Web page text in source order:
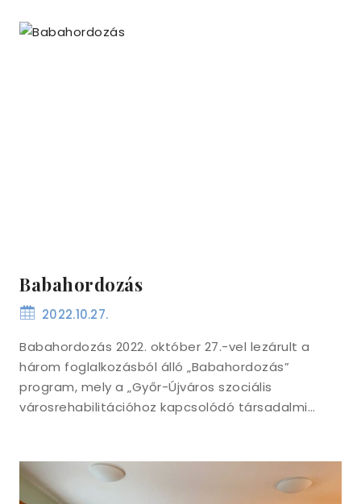
Babahordozás
2022.10.27.
Babahordozás 2022. október 27.-vel lezárult a
három foglalkozásból álló „Babahordozás”
program, mely a „Győr-Újváros szociális
városrehabilitációhoz kapcsolódó társadalmi…